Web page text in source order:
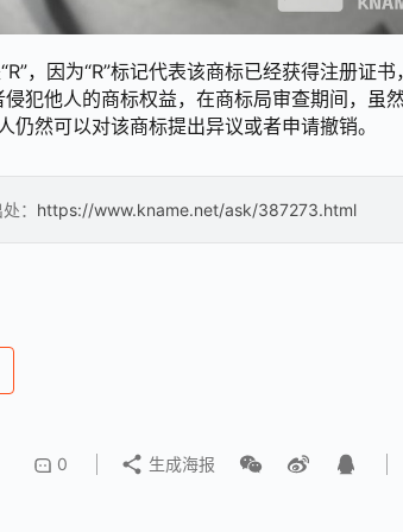
，因为“R”标记代表该商标已经获得注册证书
犯他人的商标权益，在商标局审查期间，虽
然可以对该商标提出异议或者申请撤销。
： https://www.kname.net/ask/387273.html
0 生成海报